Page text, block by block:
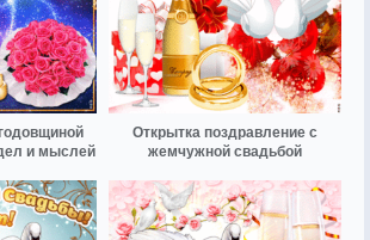
и мыслей
Открытка поздравление с
жемчужной свадьбой